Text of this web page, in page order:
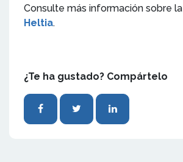
Consulte más información sobre la
Heltia.
¿Te ha gustado? Compártelo